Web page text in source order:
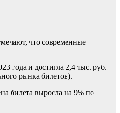
что современные
года и достигла 2,4 тыс. руб.
рынка билетов).
билета выросла на 9% по